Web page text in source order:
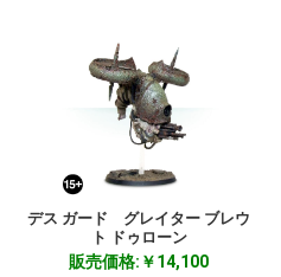
デス ガード グレイター ブレウ
ト ドゥローン
販売価格:￥14,100